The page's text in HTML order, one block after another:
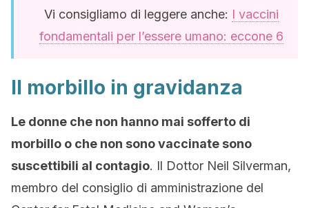
Vi consigliamo di leggere anche: I vaccini
fondamentali per l’essere umano: eccone 6
Il morbillo in gravidanza
Le donne che non hanno mai sofferto di
morbillo o che non sono vaccinate sono
suscettibili al contagio. Il Dottor Neil Silverman,
membro del consiglio di amministrazione del